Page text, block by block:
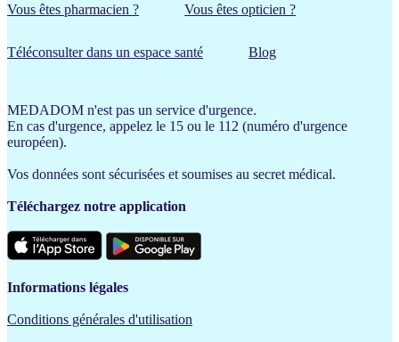
Vous êtes pharmacien ? Vous êtes opticien ?
Téléconsulter dans un espace santé Blog
MEDADOM n'est pas un service d'urgence.
En cas d'urgence, appelez le 15 ou le 112 (numéro d'urgence
européen).
Vos données sont sécurisées et soumises au secret médical.
Téléchargez notre application
Informations légales
Conditions générales d'utilisation